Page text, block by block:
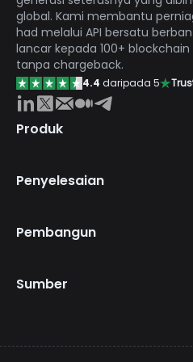
global. Kami membantu
had melalui API bersatu
lancar kepada 100+
tanpa chargeback.
4.4 daripada 5
Produk
Penyelesaian
Pembangun
Sumber